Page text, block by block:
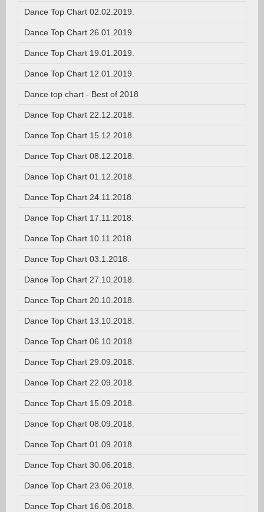
Dance Top Chart 02.02.2019.
Dance Top Chart 26.01.2019.
Dance Top Chart 19.01.2019.
Dance Top Chart 12.01.2019.
Dance top chart - Best of 2018
Dance Top Chart 22.12.2018.
Dance Top Chart 15.12.2018.
Dance Top Chart 08.12.2018.
Dance Top Chart 01.12.2018.
Dance Top Chart 24.11.2018.
Dance Top Chart 17.11.2018.
Dance Top Chart 10.11.2018.
Dance Top Chart 03.1.2018.
Dance Top Chart 27.10.2018.
Dance Top Chart 20.10.2018.
Dance Top Chart 13.10.2018.
Dance Top Chart 06.10.2018.
Dance Top Chart 29.09.2018.
Dance Top Chart 22.09.2018.
Dance Top Chart 15.09.2018.
Dance Top Chart 08.09.2018.
Dance Top Chart 01.09.2018.
Dance Top Chart 30.06.2018.
Dance Top Chart 23.06.2018.
Dance Top Chart 16.06.2018.